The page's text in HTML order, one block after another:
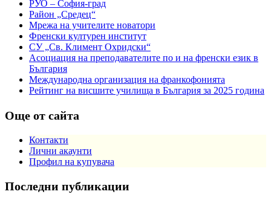
РУО – София-град
Район „Средец“
Мрежа на учителите новатори
Френски културен институт
СУ „Св. Климент Охридски“
Асоциация на преподавателите по и на френски език в
България
Международна организация на франкофонията
Рейтинг на висшите училища в България за 2025 година
Още от сайта
Контакти
Лични акаунти
Профил на купувача
Последни публикации